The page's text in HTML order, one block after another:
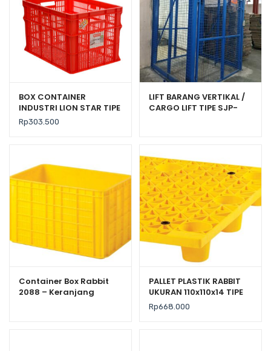
BOX CONTAINER
INDUSTRI LION STAR TIPE
IC-29 FORTE CRATE 303
Rp303.500
LIFT BARANG VERTIKAL /
CARGO LIFT TIPE SJP-
Container Box Rabbit
2088 – Keranjang
PALLET PLASTIK RABBIT
UKURAN 110x110x14 TIPE
NPF-1111
Rp668.000